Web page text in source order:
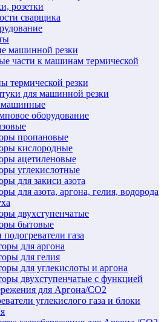
розетки
сварщика
машинной резки
части к машинам термической
термической резки
для машинной резки
машинные
оборудование
пропановые
кислородные
ацетиленовые
углекислотные
для закиси азота
для азота, аргона, гелия, водорода
двухступенчатые
бытовые
газа
для аргона
для гелия
для углекислоты и аргона
двухступенчатые c функцией
для Аргона/СО2
углекислого газа и блоки